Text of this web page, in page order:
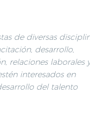
de diversas
desarrollo,
relaciones laborales
interesados en
del talento